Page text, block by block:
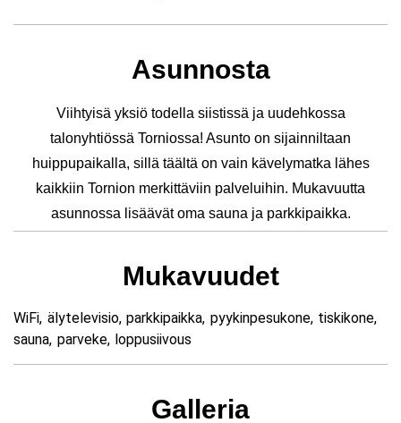
Asunnosta
Viihtyisä yksiö todella siistissä ja uudehkossa
talonyhtiössä Torniossa! Asunto on sijainniltaan
huippupaikalla, sillä täältä on vain kävelymatka lähes
kaikkiin Tornion merkittäviin palveluihin. Mukavuutta
asunnossa lisäävät oma sauna ja parkkipaikka.
Mukavuudet
WiFi, älytelevisio, parkkipaikka, pyykinpesukone, tiskikone,
sauna, parveke, loppusiivous
Galleria